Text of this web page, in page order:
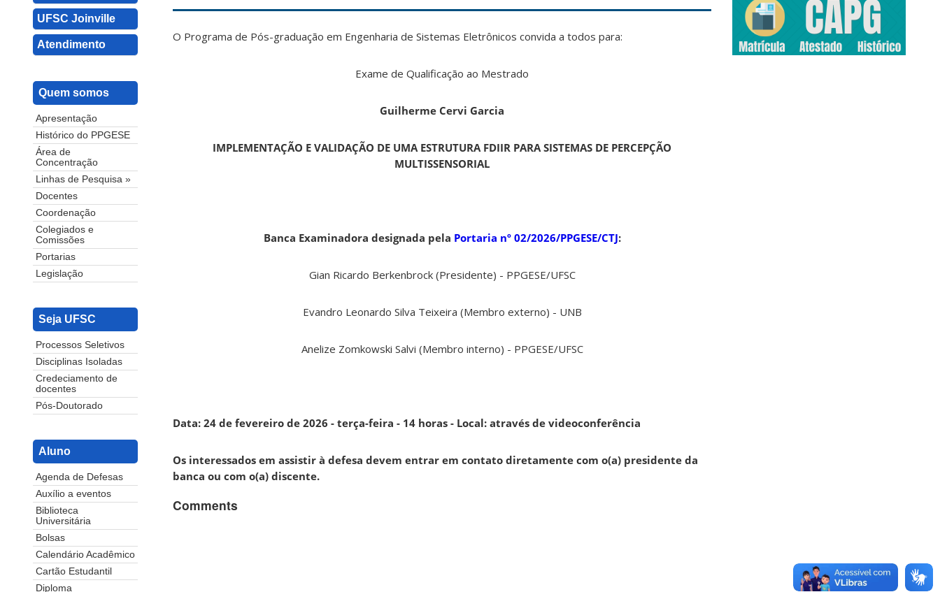
UFSC Joinville
Atendimento
Quem somos
Apresentação
Histórico do PPGESE
Área de
Concentração
Linhas de Pesquisa »
Docentes
Coordenação
Colegiados e
Comissões
Portarias
Legislação
Seja UFSC
Processos Seletivos
Disciplinas Isoladas
Credeciamento de
docentes
Pós-Doutorado
Aluno
Agenda de Defesas
Auxílio a eventos
Biblioteca
Universitária
Bolsas
Calendário Acadêmico
Cartão Estudantil
Diploma
O Programa de Pós-graduação em Engenharia de Sistemas Eletrônicos convida a todos para:
Exame de Qualificação ao Mestrado
Guilherme Cervi Garcia
IMPLEMENTAÇÃO E VALIDAÇÃO DE UMA ESTRUTURA FDIIR PARA SISTEMAS DE PERCEPÇÃO
MULTISSENSORIAL
Banca Examinadora designada pela Portaria nº 02/2026/PPGESE/CTJ:
Gian Ricardo Berkenbrock (Presidente) - PPGESE/UFSC
Evandro Leonardo Silva Teixeira (Membro externo) - UNB
Anelize Zomkowski Salvi (Membro interno) - PPGESE/UFSC
Data: 24 de fevereiro de 2026 - terça-feira - 14 horas - Local: através de videoconferência
Os interessados em assistir à defesa devem entrar em contato diretamente com o(a) presidente da
banca ou com o(a) discente.
Comments